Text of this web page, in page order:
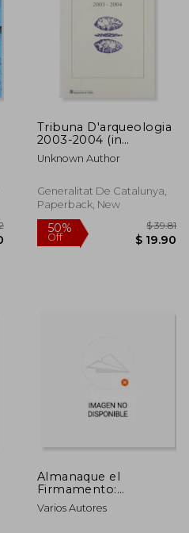
Tribuna D'arqueologia
2003-2004 (in
Spanish)
Unknown Author
Generalitat De Catalunya,
Paperback, New
Almanaque el
Firmamento:
Calendario
Zaragozano 2002
Varios Autores